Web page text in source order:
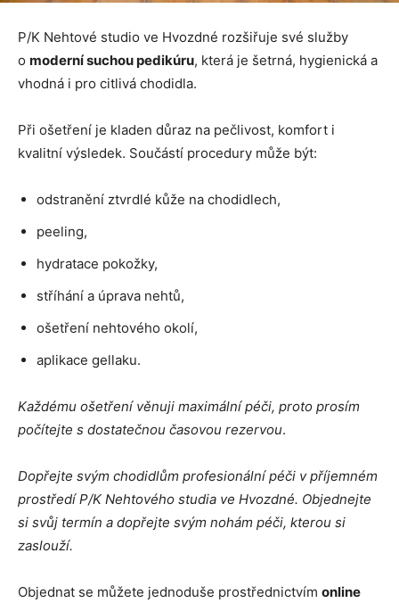
P/K Nehtové studio ve Hvozdné rozšiřuje své služby
o moderní suchou pedikúru, která je šetrná, hygienická a
vhodná i pro citlivá chodidla.
Při ošetření je kladen důraz na pečlivost, komfort i
kvalitní výsledek. Součástí procedury může být:
odstranění ztvrdlé kůže na chodidlech,
peeling,
hydratace pokožky,
stříhání a úprava nehtů,
ošetření nehtového okolí,
aplikace gellaku.
Každému ošetření věnuji maximální péči, proto prosím
počítejte s dostatečnou časovou rezervou.
Dopřejte svým chodidlům profesionální péči v příjemném
prostředí P/K Nehtového studia ve Hvozdné. Objednejte
si svůj termín a dopřejte svým nohám péči, kterou si
zaslouží.
Objednat se můžete jednoduše prostřednictvím online